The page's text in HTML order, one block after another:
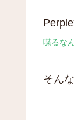
喋るな
そん